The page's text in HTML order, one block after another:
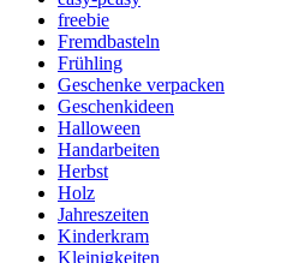
freebie
Fremdbasteln
Frühling
Geschenke verpacken
Geschenkideen
Halloween
Handarbeiten
Herbst
Holz
Jahreszeiten
Kinderkram
Kleinigkeiten